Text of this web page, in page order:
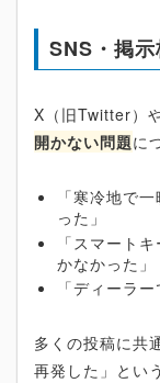
SNS・掲
X（旧Twitter）
開かない問題に
「寒冷地で
った」
「スマート
かなかった」
「ディーラ
多くの投稿に共
再発した」とい